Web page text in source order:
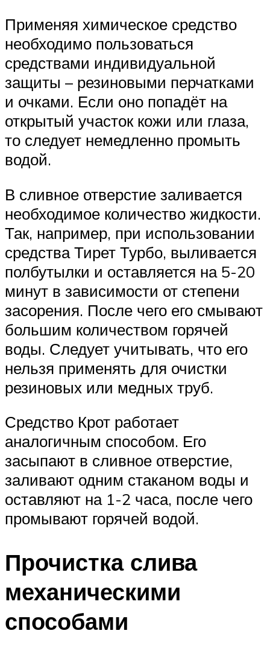
Применяя химическое средство
необходимо пользоваться
средствами индивидуальной
защиты – резиновыми перчатками
и очками. Если оно попадёт на
открытый участок кожи или глаза,
то следует немедленно промыть
водой.
В сливное отверстие заливается
необходимое количество жидкости.
Так, например, при использовании
средства Тирет Турбо, выливается
полбутылки и оставляется на 5-20
минут в зависимости от степени
засорения. После чего его смывают
большим количеством горячей
воды. Следует учитывать, что его
нельзя применять для очистки
резиновых или медных труб.
Средство Крот работает
аналогичным способом. Его
засыпают в сливное отверстие,
заливают одним стаканом воды и
оставляют на 1-2 часа, после чего
промывают горячей водой.
Прочистка слива
механическими
способами